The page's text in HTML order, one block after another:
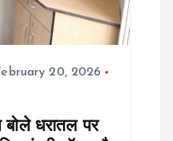
20, 2026
बोले धरातल पर